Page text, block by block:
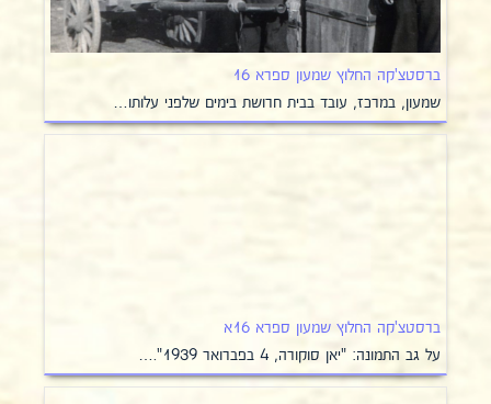
ברסטצ'קה החלוץ שמעון ספרא 16
שמעון, במרכז, עובד בבית חרושת בימים שלפני עלותו…
ברסטצ'קה החלוץ שמעון ספרא 16א
על גב התמונה: "יאן סוקורה, 4 בפברואר 1939".…